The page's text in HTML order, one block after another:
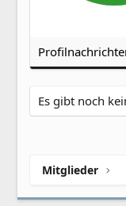
Es gibt noch
Mitglieder